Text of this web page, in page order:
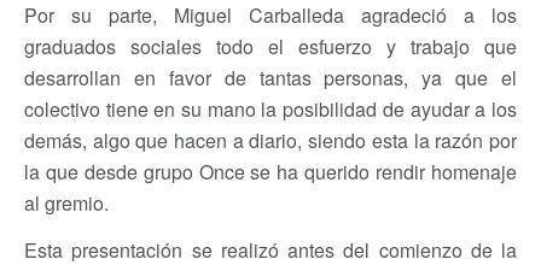
Por su parte, Miguel Carballeda agradeció a los
graduados sociales todo el esfuerzo y trabajo que
desarrollan en favor de tantas personas, ya que el
colectivo tiene en su mano la posibilidad de ayudar a los
demás, algo que hacen a diario, siendo esta la razón por
la que desde grupo Once se ha querido rendir homenaje
al gremio.
Esta presentación se realizó antes del comienzo de la